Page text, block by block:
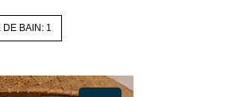
DE BAIN: 1